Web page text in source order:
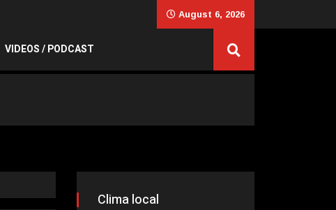
August 6, 2026
VIDEOS / PODCAST
Clima local